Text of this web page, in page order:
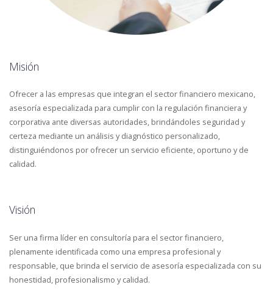
Misión
Ofrecer a las empresas que integran el sector financiero mexicano,
asesoría especializada para cumplir con la regulación financiera y
corporativa ante diversas autoridades, brindándoles seguridad y
certeza mediante un análisis y diagnóstico personalizado,
distinguiéndonos por ofrecer un servicio eficiente, oportuno y de
calidad.
Visión
Ser una firma líder en consultoría para el sector financiero,
plenamente identificada como una empresa profesional y
responsable, que brinda el servicio de asesoría especializada con su
honestidad, profesionalismo y calidad.